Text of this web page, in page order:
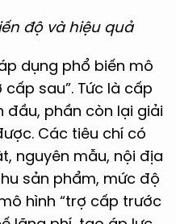
độ và hiệu quả
dụng phổ biến mô
sau”. Tức là cấp
phần còn lại giải
Các tiêu chí có
nguyên mẫu, nội địa
sản phẩm, mức độ
hình “trợ cấp trước